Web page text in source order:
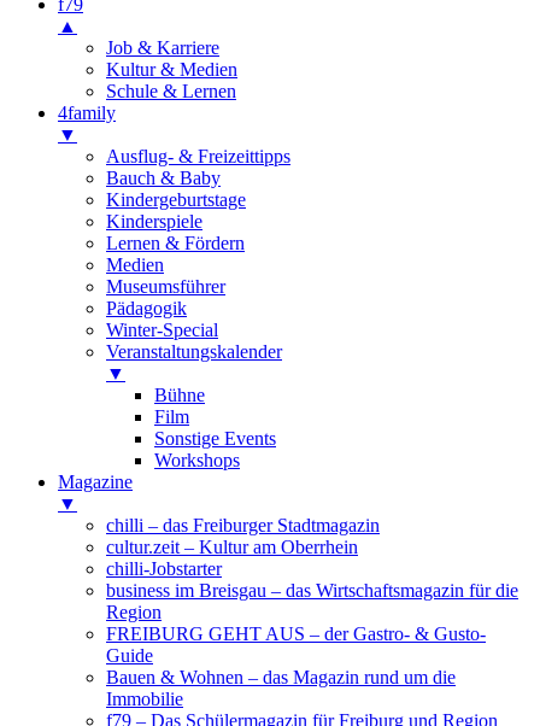
f79
▲
Job & Karriere
Kultur & Medien
Schule & Lernen
4family
▼
Ausflug- & Freizeittipps
Bauch & Baby
Kindergeburtstage
Kinderspiele
Lernen & Fördern
Medien
Museumsführer
Pädagogik
Winter-Special
Veranstaltungskalender
▼
Bühne
Film
Sonstige Events
Workshops
Magazine
▼
chilli – das Freiburger Stadtmagazin
cultur.zeit – Kultur am Oberrhein
chilli-Jobstarter
business im Breisgau – das Wirtschaftsmagazin für die
Region
FREIBURG GEHT AUS – der Gastro- & Gusto-
Guide
Bauen & Wohnen – das Magazin rund um die
Immobilie
f79 – Das Schülermagazin für Freiburg und Region